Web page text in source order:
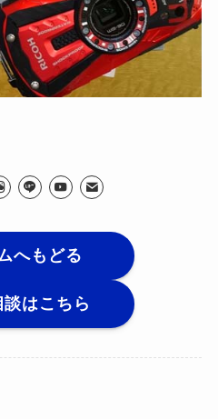
へもどる
はこちら